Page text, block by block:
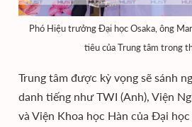
Phó Hiệu trưởng Đại học Osaka, ông
tiêu của Trung tâm trong
Trung tâm được kỳ vọng sẽ sánh
danh tiếng như TWI (Anh), Viện
và Viện Khoa học Hàn của Đại